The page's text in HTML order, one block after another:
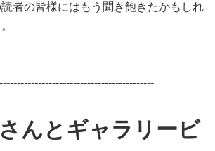
者の皆様にはもう聞き飽きたかもしれ
んとギャラリービ